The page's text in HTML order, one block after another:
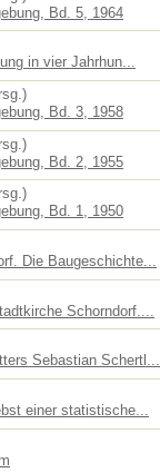
Bd. 5, 1964
in vier Jahrhun...
Bd. 3, 1958
Bd. 2, 1955
Bd. 1, 1950
Die Baugeschichte...
Schorndorf....
Sebastian Schertl...
einer statistische...